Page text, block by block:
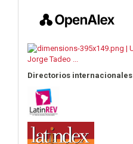
Directorios internacionales